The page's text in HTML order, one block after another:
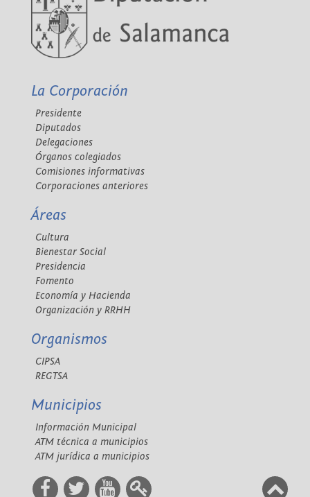
La Corporación
Presidente
Diputados
Delegaciones
Órganos colegiados
Comisiones informativas
Corporaciones anteriores
Áreas
Cultura
Bienestar Social
Presidencia
Fomento
Economía y Hacienda
Organización y RRHH
Organismos
CIPSA
REGTSA
Municipios
Información Municipal
ATM técnica a municipios
ATM jurídica a municipios